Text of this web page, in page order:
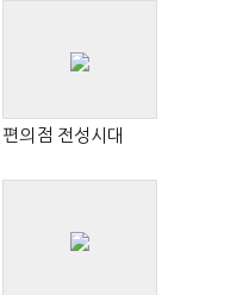
편의점 전성시대